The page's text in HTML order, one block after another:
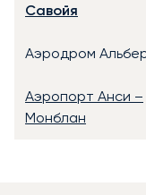
Савойя
Аэродром
Аэропорт Анси –
Монблан